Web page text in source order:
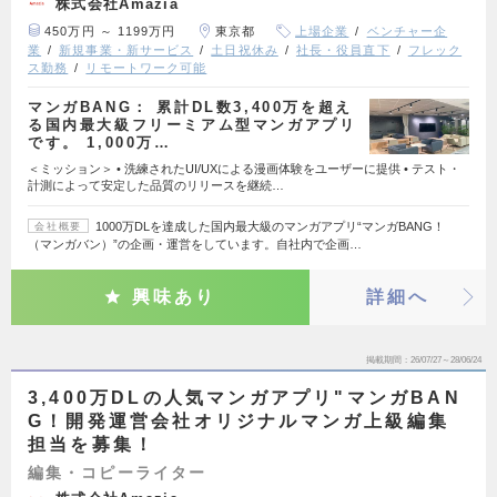
450万円 ～ 1199万円 東京都 上場企業
ベンチャー企
業
新規事業・新サービス 土日祝休み 社長・役員直下
フレック
ス勤務
リモートワーク可能
マンガBANG： 累計DL数3,400万を超え
る国内最大級フリーミアム型マンガアプリ
です。 1,000万…
＜ミッション＞ • 洗練されたUI/UXによる漫画体験をユーザーに提供 • テスト・
計測によって安定した品質のリリースを継続…
会社概要
1000万DLを達成した国内最大級のマンガアプリ“マンガBANG！
（マンガバン）”の企画・運営をしています。自社内で企画…
興味あり 詳細へ
掲載期間 26/07/27～28/06/24
3,400万DLの人気マンガアプリ"マンガBAN
G！開発運営会社オリジナルマンガ上級編集
担当を募集！
編集・コピーライター